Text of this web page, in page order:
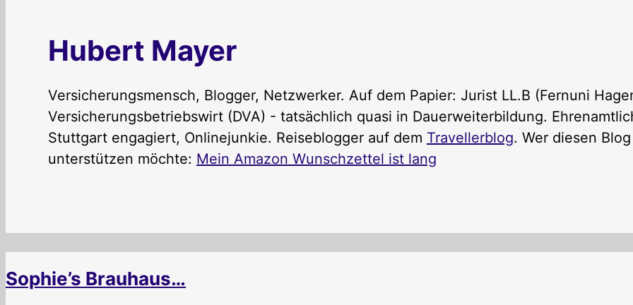
Hubert Mayer
Versicherungsmensch, Blogger, Netzwerker. Auf dem Papier: Jurist LL.B (Fernuni
Versicherungsbetriebswirt (DVA) - tatsächlich quasi in Dauerweiterbildung.
Stuttgart engagiert, Onlinejunkie. Reiseblogger auf dem Travellerblog. Wer diesen Blog
unterstützen möchte: Mein Amazon Wunschzettel ist lang
Sophie’s Brauhaus…